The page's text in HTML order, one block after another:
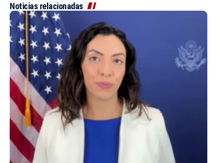
Noticias relacionadas